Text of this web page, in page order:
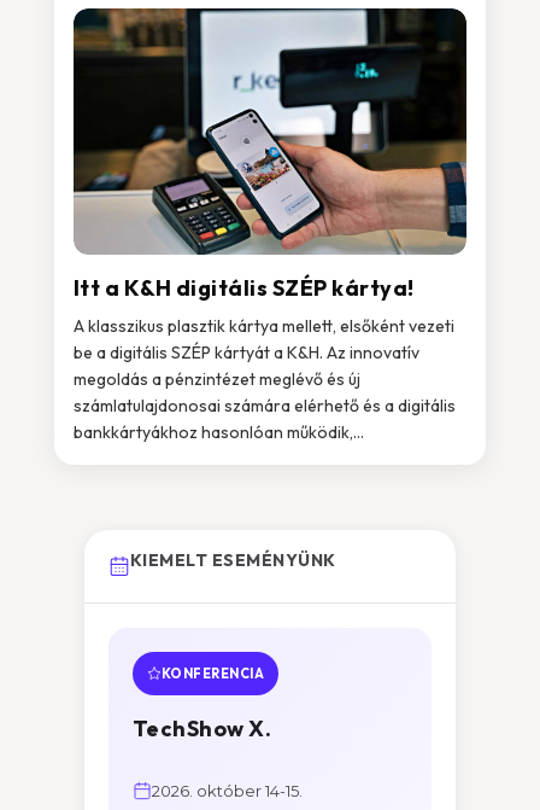
Itt a K&H digitális SZÉP kártya!
A klasszikus plasztik kártya mellett, elsőként vezeti
be a digitális SZÉP kártyát a K&H. Az innovatív
megoldás a pénzintézet meglévő és új
számlatulajdonosai számára elérhető és a digitális
bankkártyákhoz hasonlóan működik,...
KIEMELT ESEMÉNYÜNK
KONFERENCIA
TechShow X.
2026. október 14-15.